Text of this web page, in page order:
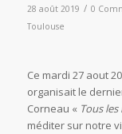
28 août 2019 / 0
Toulouse
Ce mardi 27 aout
organisait le
Corneau « Tous
méditer sur notre